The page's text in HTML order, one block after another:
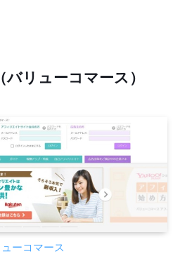
リューコマース）
ーコマース